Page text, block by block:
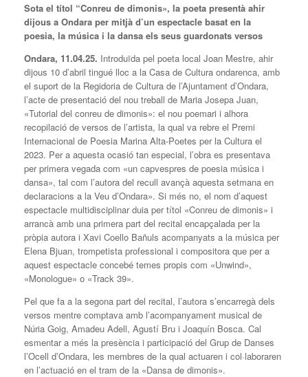
Sota el títol “Conreu de dimonis», la poeta presentà ahir
dijous a Ondara per mitjà d’un espectacle basat en la
poesia, la música i la dansa els seus guardonats versos
Ondara, 11.04.25. Introduïda pel poeta local Joan Mestre, ahir
dijous 10 d’abril tingué lloc a la Casa de Cultura ondarenca, amb
el suport de la Regidoria de Cultura de l’Ajuntament d’Ondara,
l’acte de presentació del nou treball de Maria Josepa Juan,
«Tutorial del conreu de dimonis»: el nou poemari i alhora
recopilació de versos de l’artista, la qual va rebre el Premi
Internacional de Poesia Marina Alta-Poetes per la Cultura el
2023. Per a aquesta ocasió tan especial, l’obra es presentava
per primera vegada com «un capvespres de poesia música i
dansa», tal com l’autora del recull avançà aquesta setmana en
declaracions a la Veu d’Ondara». Si més no, el nom d’aquest
espectacle multidisciplinar duia per títol «Conreu de dimonis» i
arrancà amb una primera part del recital encapçalada per la
pròpia autora i Xavi Coello Bañuls acompanyats a la música per
Elena Bjuan, trompetista professional i compositora que per a
aquest espectacle concebé temes propis com «Unwind»,
«Monologue» o «Track 39».
Pel que fa a la segona part del recital, l’autora s’encarregà dels
versos mentre comptava amb l’acompanyament musical de
Núria Goig, Amadeu Adell, Agustí Bru i Joaquín Bosca. Cal
esmentar a més la presència i participació del Grup de Danses
l’Ocell d’Ondara, les membres de la qual actuaren i col·laboraren
en l’actuació en el tram de la «Dansa de dimonis».